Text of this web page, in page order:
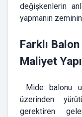
değişkenlerin
yapmanın
Farklı
Maliyet
Mide balonu
üzerinden
gerektiren